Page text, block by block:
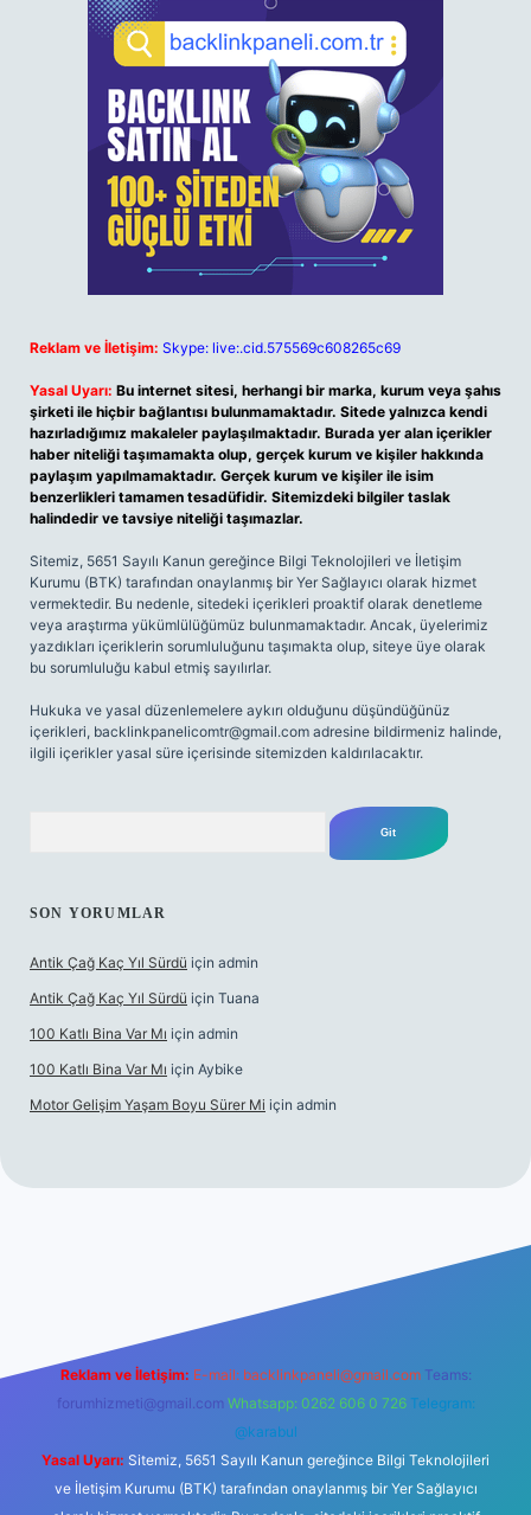
Reklam ve İletişim: Skype: live:.cid.575569c608265c69
Yasal Uyarı: Bu internet sitesi, herhangi bir marka, kurum veya şahıs
şirketi ile hiçbir bağlantısı bulunmamaktadır. Sitede yalnızca kendi
hazırladığımız makaleler paylaşılmaktadır. Burada yer alan içerikler
haber niteliği taşımamakta olup, gerçek kurum ve kişiler hakkında
paylaşım yapılmamaktadır. Gerçek kurum ve kişiler ile isim
benzerlikleri tamamen tesadüfidir. Sitemizdeki bilgiler taslak
halindedir ve tavsiye niteliği taşımazlar.
Sitemiz, 5651 Sayılı Kanun gereğince Bilgi Teknolojileri ve İletişim
Kurumu (BTK) tarafından onaylanmış bir Yer Sağlayıcı olarak hizmet
vermektedir. Bu nedenle, sitedeki içerikleri proaktif olarak denetleme
veya araştırma yükümlülüğümüz bulunmamaktadır. Ancak, üyelerimiz
yazdıkları içeriklerin sorumluluğunu taşımakta olup, siteye üye olarak
bu sorumluluğu kabul etmiş sayılırlar.
Hukuka ve yasal düzenlemelere aykırı olduğunu düşündüğünüz
içerikleri, backlinkpanelicomtr@gmail.com adresine bildirmeniz halinde,
ilgili içerikler yasal süre içerisinde sitemizden kaldırılacaktır.
SON YORUMLAR
Antik Çağ Kaç Yıl Sürdü için admin
Antik Çağ Kaç Yıl Sürdü için Tuana
100 Katlı Bina Var Mı için admin
100 Katlı Bina Var Mı için Aybike
Motor Gelişim Yaşam Boyu Sürer Mi için admin
Reklam ve İletişim: E-mail: backlinkpaneli@gmail.com Teams:
forumhizmeti@gmail.com Whatsapp: 0262 606 0 726 Telegram:
@karabul
Yasal Uyarı: Sitemiz, 5651 Sayılı Kanun gereğince Bilgi Teknolojileri
ve İletişim Kurumu (BTK) tarafından onaylanmış bir Yer Sağlayıcı